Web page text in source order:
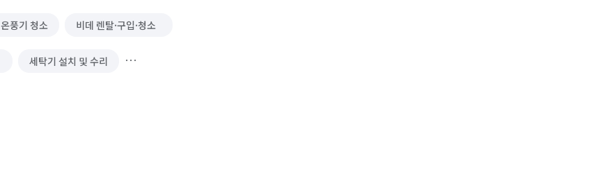
온풍기 청소 비데 렌탈·구입·청소
세탁기 설치 및 수리